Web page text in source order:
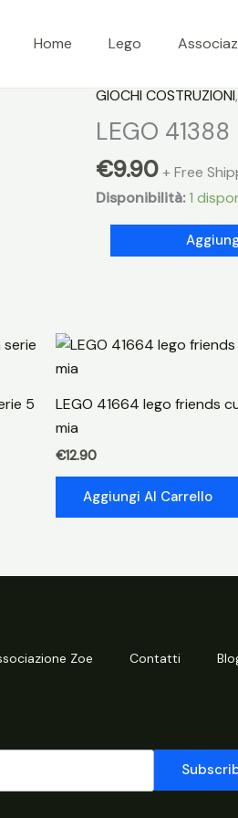
Home Lego
GIOCHI COSTRUZIONI,
LEGO
€9.90 + Free
Disponibilità: 1
41388
cuore
mia
5
LEGO 41664 lego friends
mia
€12.90
Aggiungi Al Carrello
Zoe Contatti